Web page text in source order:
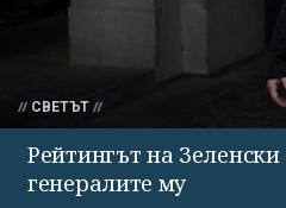
СВЕТЪТ
Рейтингът на
генералите му